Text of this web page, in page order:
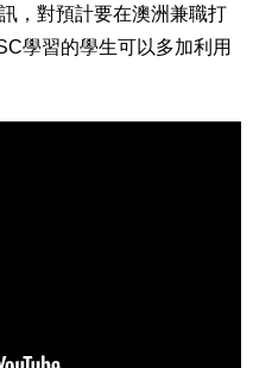
，對預計要在澳洲兼職打
學習的學生可以多加利用